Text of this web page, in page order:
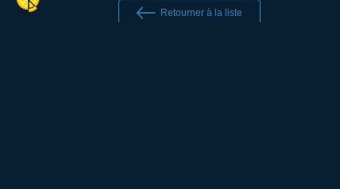
Retourner à la liste